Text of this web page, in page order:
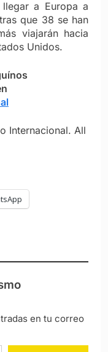
a Europa a
que 38 se han
viajarán hacia
Unidos.
Internacional. All
en tu correo